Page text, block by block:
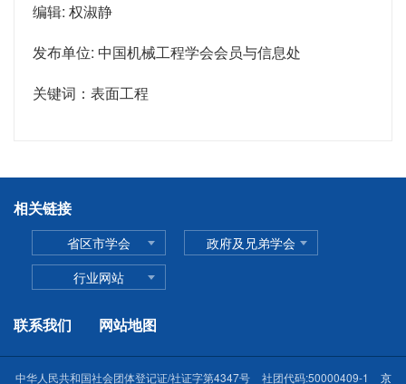
编辑: 权淑静
发布单位: 中国机械工程学会会员与信息处
关键词：表面工程
相关链接
省区市学会
政府及兄弟学会
行业网站
联系我们 网站地图
中华人民共和国社会团体登记证/社证字第4347号 社团代码:50000409-1 京